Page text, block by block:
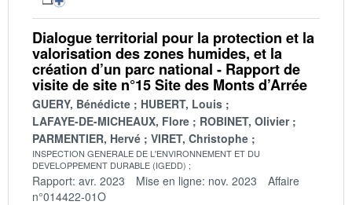
Dialogue territorial pour la protection et la
valorisation des zones humides, et la
création d’un parc national - Rapport de
visite de site n°15 Site des Monts d’Arrée
GUERY, Bénédicte
HUBERT, Louis
LAFAYE-DE-MICHEAUX, Flore
ROBINET, Olivier
PARMENTIER, Hervé
VIRET, Christophe
INSPECTION GENERALE DE L'ENVIRONNEMENT ET DU
DEVELOPPEMENT DURABLE (IGEDD)
Rapport: avr. 2023 Mise en ligne: nov. 2023
Affaire
n°014422-01O